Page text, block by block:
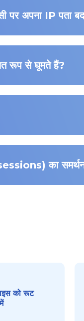
पर अपना IP पता
रूप से घूमते हैं?
का
को रूट